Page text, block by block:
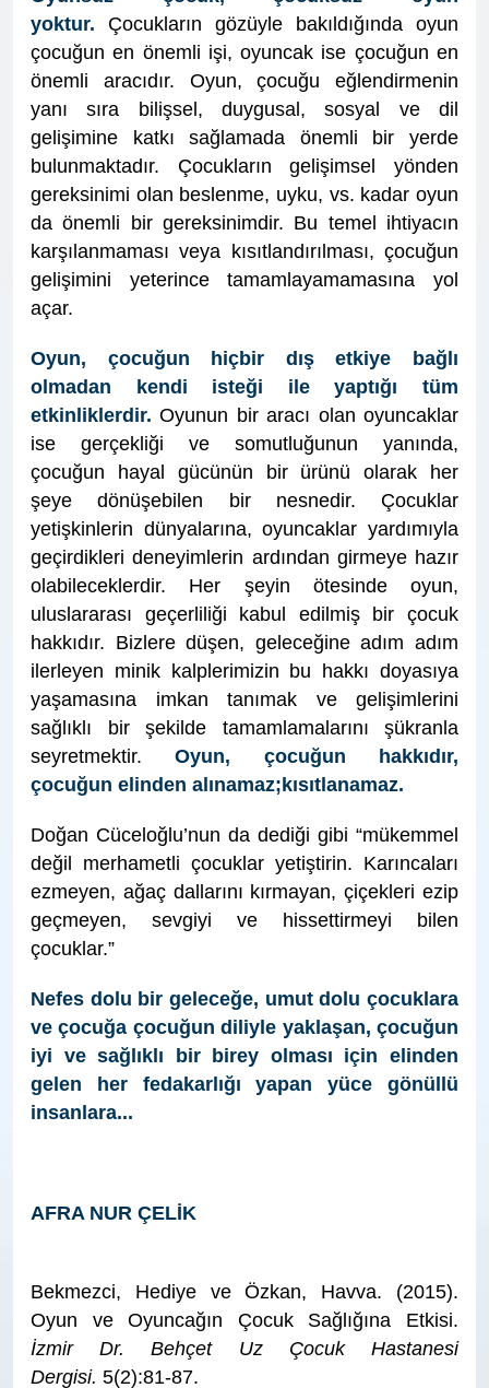
yoktur. Çocukların gözüyle bakıldığında oyun
çocuğun en önemli işi, oyuncak ise çocuğun en
önemli aracıdır. Oyun, çocuğu eğlendirmenin
yanı sıra bilişsel, duygusal, sosyal ve dil
gelişimine katkı sağlamada önemli bir yerde
bulunmaktadır. Çocukların gelişimsel yönden
gereksinimi olan beslenme, uyku, vs. kadar oyun
da önemli bir gereksinimdir. Bu temel ihtiyacın
karşılanmaması veya kısıtlandırılması, çocuğun
gelişimini yeterince tamamlayamamasına yol
açar.
Oyun, çocuğun hiçbir dış etkiye bağlı
olmadan kendi isteği ile yaptığı tüm
etkinliklerdir.Oyunun bir aracı olan oyuncaklar
ise gerçekliği ve somutluğunun yanında,
çocuğun hayal gücünün bir ürünü olarak her
şeye dönüşebilen bir nesnedir. Çocuklar
yetişkinlerin dünyalarına, oyuncaklar yardımıyla
geçirdikleri deneyimlerin ardından girmeye hazır
olabileceklerdir. Her şeyin ötesinde oyun,
uluslararası geçerliliği kabul edilmiş bir çocuk
hakkıdır. Bizlere düşen, geleceğine adım adım
ilerleyen minik kalplerimizin bu hakkı doyasıya
yaşamasına imkan tanımak ve gelişimlerini
sağlıklı bir şekilde tamamlamalarını şükranla
seyretmektir.Oyun, çocuğun hakkıdır,
çocuğun elinden alınamaz;kısıtlanamaz.
Doğan Cüceloğlu’nun da dediği gibi “mükemmel
değil merhametli çocuklar yetiştirin. Karıncaları
ezmeyen, ağaç dallarını kırmayan, çiçekleri ezip
geçmeyen, sevgiyi ve hissettirmeyi bilen
çocuklar.”
Nefes dolu bir geleceğe, umut dolu çocuklara
ve çocuğa çocuğun diliyle yaklaşan, çocuğun
iyi ve sağlıklı bir birey olması için elinden
gelen her fedakarlığı yapan yüce gönüllü
insanlara...
AFRA NUR ÇELİK
Bekmezci, Hediye ve Özkan, Havva. (2015).
Oyun ve Oyuncağın Çocuk Sağlığına Etkisi.
İzmir Dr. Behçet Uz Çocuk Hastanesi
Dergisi. 5(2):81-87.